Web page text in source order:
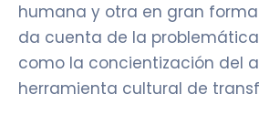
humana y otra en gran
da cuenta de la
como la concientización del
herramienta cultural de